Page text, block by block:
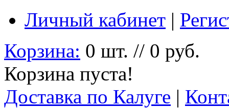
Личный кабинет |
Корзина: 0 шт. // 0 руб.
Корзина пуста!
Доставка по Калуге |